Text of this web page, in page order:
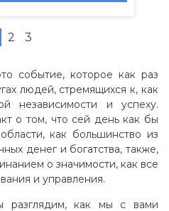
2 3
событие, которое как раз
людей, стремящихся к, как
независимости и успеху.
о том, что сей день как бы
как большинство из
денег и богатства, также,
о значимости, как все
и управления.
разглядим, как мы с вами